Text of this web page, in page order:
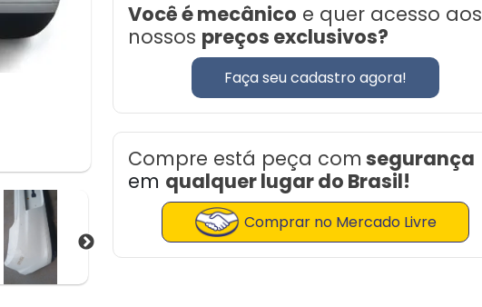
Você é mecânico e quer acesso aos
nossos preços exclusivos?
Faça seu cadastro agora!
Compre está peça com segurança
em qualquer lugar do Brasil!
Comprar no Mercado Livre